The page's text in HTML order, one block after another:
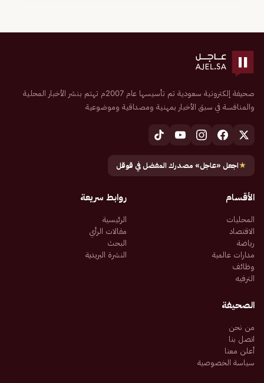
صحيفة إلكترونية سعودية تم تأسيسها عام 2007م تهتم بنشر الأخبار المحلية
والمنافسة في سبق الأخبار بمهنية ومصداقية وموضوعية
★اجعل «عاجل» مصدرك المفضل في قوقل
الأقسام
المحليات
الاقتصاد
رياضة
مدارات عالمية
وظائف
الترفيه
روابط سريعة
الرئيسية
مقالات الرأي
البحث
النشرة البريدية
الصحيفة
من نحن
اتصل بنا
أعلن معنا
سياسة الخصوصية